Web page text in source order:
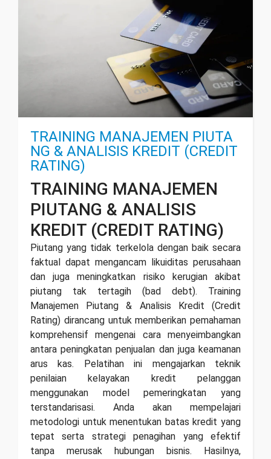
TRAINING MANAJEMEN PIUTA
NG & ANALISIS KREDIT (CREDIT
RATING)
TRAINING MANAJEMEN
PIUTANG & ANALISIS
KREDIT (CREDIT RATING)
Piutang yang tidak terkelola dengan baik secara
faktual dapat mengancam likuiditas perusahaan
dan juga meningkatkan risiko kerugian akibat
piutang tak tertagih (bad debt). Training
Manajemen Piutang & Analisis Kredit (Credit
Rating) dirancang untuk memberikan pemahaman
komprehensif mengenai cara menyeimbangkan
antara peningkatan penjualan dan juga keamanan
arus kas. Pelatihan ini mengajarkan teknik
penilaian kelayakan kredit pelanggan
menggunakan model pemeringkatan yang
terstandarisasi. Anda akan mempelajari
metodologi untuk menentukan batas kredit yang
tepat serta strategi penagihan yang efektif
tanpa merusak hubungan bisnis. Hasilnya,